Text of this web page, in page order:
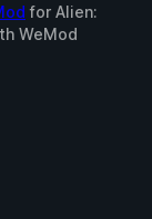
for Alien:
WeMod